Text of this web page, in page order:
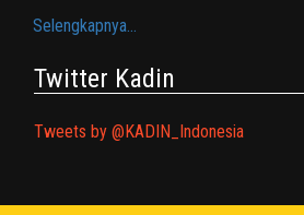
Selengkapnya...
Twitter Kadin
Tweets by @KADIN_Indonesia